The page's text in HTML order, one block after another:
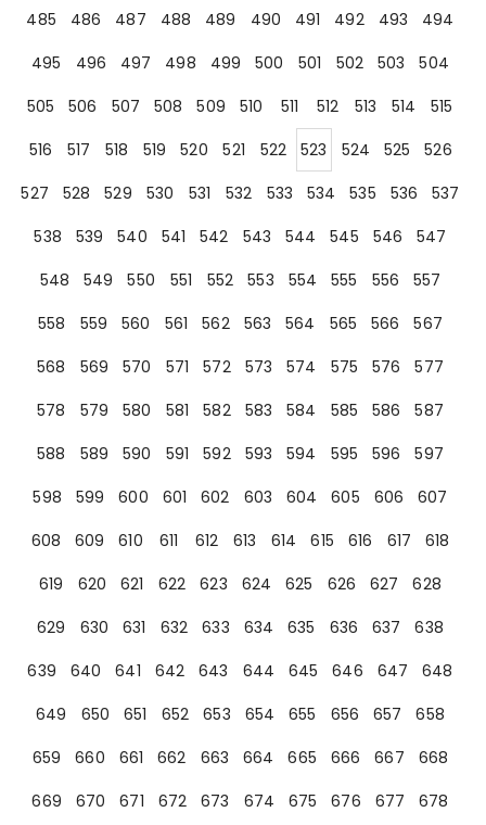
485
486 487 488 489 490 491 492 493
494
495
496 497 498 499 500 501 502 503
504
505
506 507 508 509 510 511 512 513 514
515
516
517 518 519 520 521 522 523 524 525
526
527
528 529 530 531 532 533 534 535 536
537
538
539 540 541 542 543 544 545 546
547
548
549 550 551 552 553 554 555 556
557
558
559 560 561 562 563 564 565 566
567
568
569 570 571 572 573 574 575 576
577
578
579 580 581 582 583 584 585 586
587
588
589 590 591 592 593 594 595 596
597
598
599 600 601 602 603 604 605 606
607
608
609 610 611 612 613 614 615 616 617
618
619
620 621 622 623 624 625 626 627
628
629
630 631 632 633 634 635 636 637
638
639
640 641 642 643 644 645 646 647
648
649
650 651 652 653 654 655 656 657
658
659
660 661 662 663 664 665 666 667
668
669
670 671 672 673 674 675 676 677
678